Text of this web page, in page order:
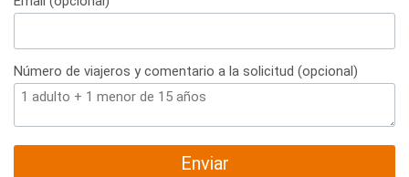
Número de viajeros y comentario a la solicitud (opcional)
Enviar